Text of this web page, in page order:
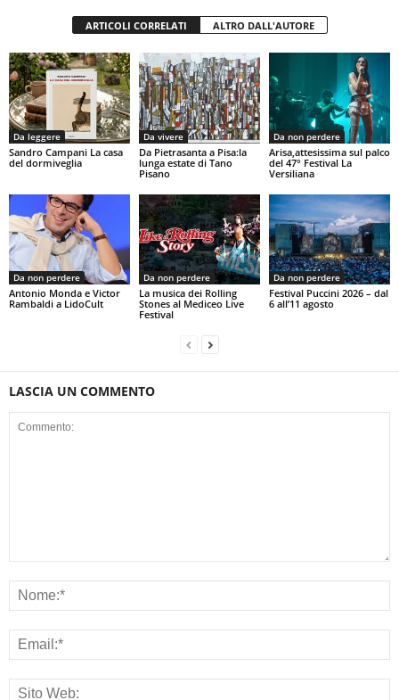
ARTICOLI CORRELATI ALTRO DALL'AUTORE
Da leggere
Sandro Campani La casa
del dormiveglia
Da vivere
Da Pietrasanta a Pisa:la
lunga estate di Tano
Pisano
Da non perdere
Arisa,attesissima sul palco
del 47° Festival La
Versiliana
Da non perdere
Antonio Monda e Victor
Rambaldi a LidoCult
Da non perdere
La musica dei Rolling
Stones al Mediceo Live
Festival
Da non perdere
Festival Puccini 2026 – dal
6 all’11 agosto
LASCIA UN COMMENTO